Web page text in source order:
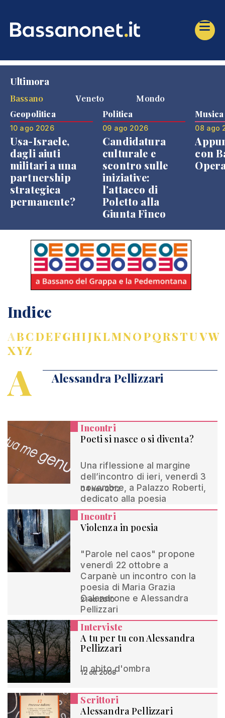
Ultimora
Bassano
Veneto Mondo
Geopolitica
10 ago 2026
Usa-Israele,
dagli aiuti
militari a una
partnership
strategica
permanente?
Politica
09 ago 2026
Candidatura
culturale e
scontro sulle
iniziative:
l'attacco di
Poletto alla
Giunta Finco
Musica
08 ago
con
Indice
ABCDEFGHIJKLMNOPQRSTUVW
XYZ
A Alessandra Pellizzari
Incontri
Poeti si nasce o si diventa?
Una riflessione al margine
dell’incontro di ieri, venerdì 3
novembre, a Palazzo Roberti,
dedicato alla poesia
04 nov 2012
Incontri
Violenza in poesia
"Parole nel caos" propone
venerdì 22 ottobre a
Carpanè un incontro con la
poesia di Maria Grazia
Calandrone e Alessandra
Pellizzari
21 ott 2010
Interviste
A tu per tu con Alessandra
Pellizzari
In abito d'ombra
12 ott 2008
Scrittori
Alessandra Pellizzari